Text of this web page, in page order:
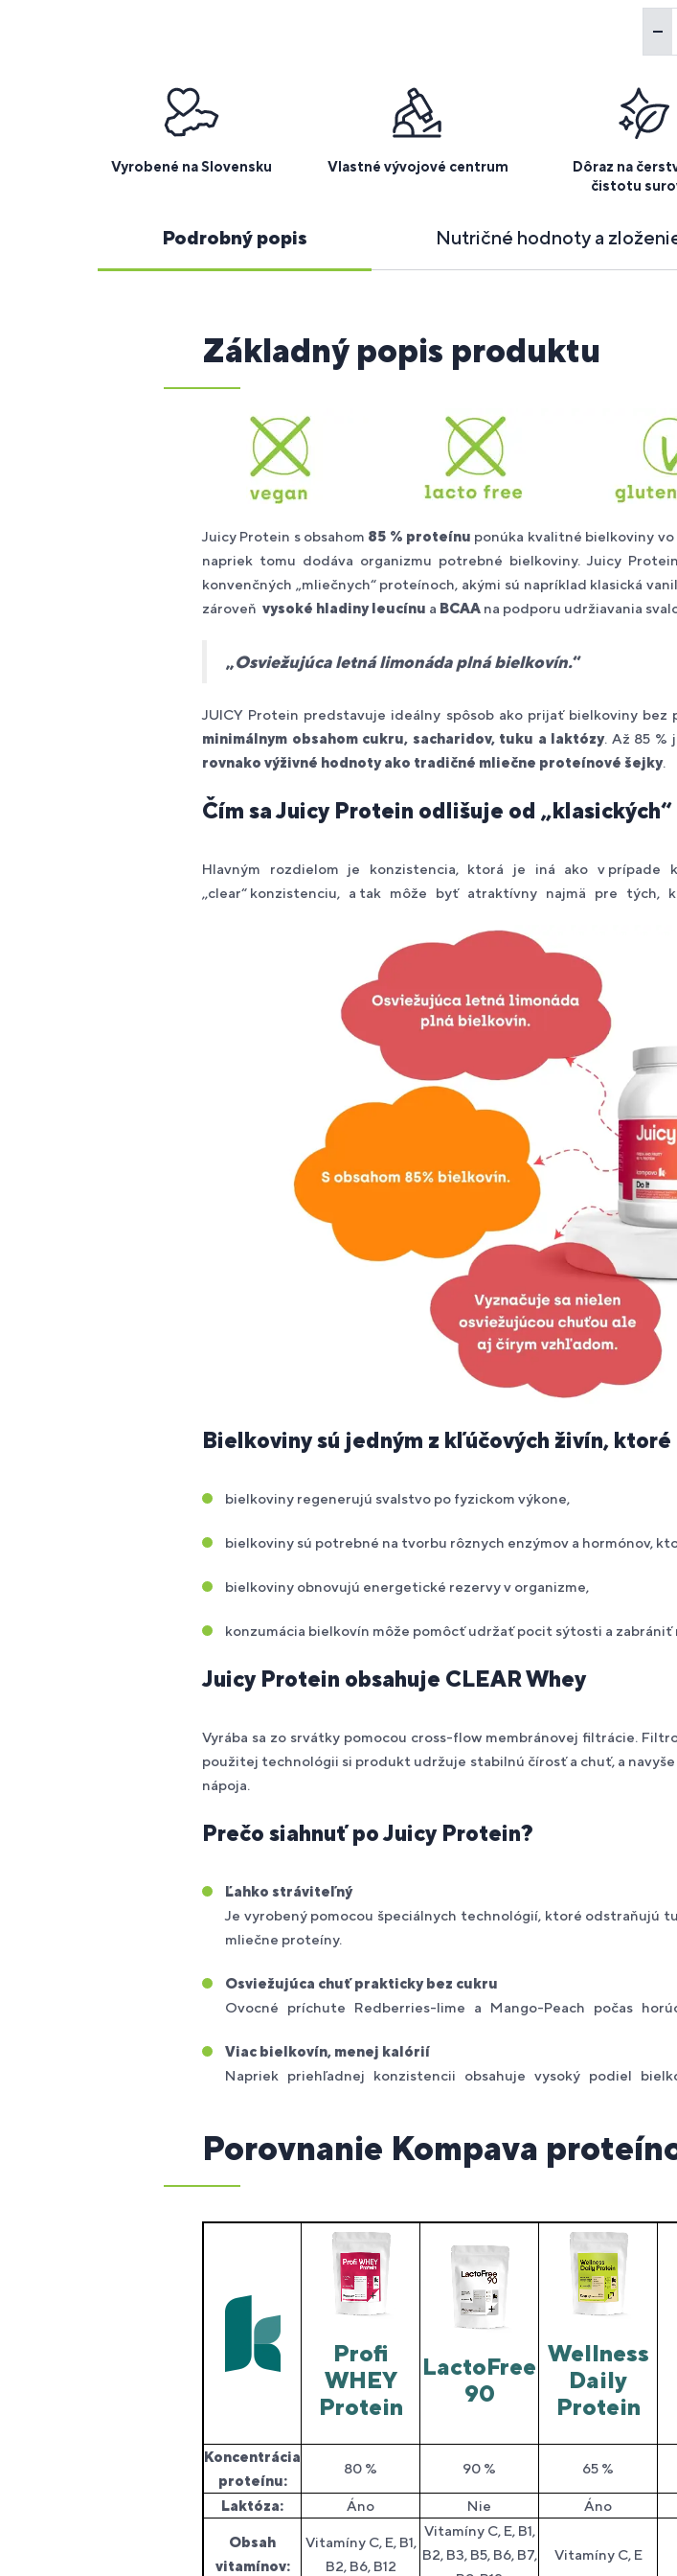
Vyrobené na Slovensku Vlastné vývojové centrum
Dôraz na
čistotu
Podrobný popis Nutričné hodnoty a
Základný popis produktu
Juicy Protein s obsahom 85 % proteínu ponúka kvalitné bielkoviny
napriek tomu dodáva organizmu potrebné bielkoviny. Juicy
konvenčných „mliečnych“ proteínoch, akými sú napríklad klasická
zároveň vysoké hladiny leucínu a BCAA na podporu udržiavania
„Osviežujúca letná limonáda plná bielkovín.“
JUICY Protein predstavuje ideálny spôsob ako prijať bielkoviny
minimálnym obsahom cukru, sacharidov, tuku a laktózy. Až 85 %
rovnako výživné hodnoty ako tradičné mliečne proteínové šejky.
Čím sa Juicy Protein odlišuje od
Hlavným rozdielom je konzistencia, ktorá je iná ako v prípade
,,clear“ konzistenciu, a tak môže byť atraktívny najmä pre tých,
Bielkoviny sú jedným z kľúčových živín,
bielkoviny regenerujú svalstvo po fyzickom výkone,
bielkoviny sú potrebné na tvorbu rôznych enzýmov a hormónov,
bielkoviny obnovujú energetické rezervy v organizme,
konzumácia bielkovín môže pomôcť udržať pocit sýtosti a zabrániť
Juicy Protein obsahuje CLEAR Whey
Vyrába sa zo srvátky pomocou cross-flow membránovej filtrácie.
použitej technológii si produkt udržuje stabilnú čírosť a chuť, a
nápoja.
Prečo siahnuť po Juicy Protein?
Ľahko stráviteľný
Je vyrobený pomocou špeciálnych technológií, ktoré odstraňujú
mliečne proteíny.
Osviežujúca chuť prakticky bez cukru
Ovocné príchute Redberries-lime a Mango-Peach počas
Viac bielkovín, menej kalórií
Napriek priehľadnej konzistencii obsahuje vysoký podiel
Porovnanie Kompava
Profi
WHEY
Protein
LactoFree
90
Wellness
Daily
Protein
Koncentrácia
proteínu:
80 % 90 % 65 %
Laktóza: Áno Nie Áno
Obsah
vitamínov:
Vitamíny C, E, B1,
B2, B6, B12
Vitamíny C, E, B1,
B2, B3, B5, B6, B7,
Vitamíny C, E